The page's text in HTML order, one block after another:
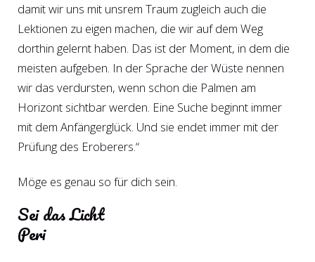
damit wir uns mit unsrem Traum zugleich auch die
Lektionen zu eigen machen, die wir auf dem Weg
dorthin gelernt haben. Das ist der Moment, in dem die
meisten aufgeben. In der Sprache der Wüste nennen
wir das verdursten, wenn schon die Palmen am
Horizont sichtbar werden. Eine Suche beginnt immer
mit dem Anfängerglück. Und sie endet immer mit der
Prüfung des Eroberers.“
Möge es genau so für dich sein.
Sei das Licht
Peri